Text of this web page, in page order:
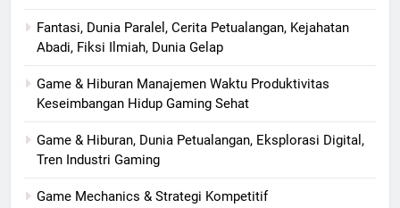
Fantasi, Dunia Paralel, Cerita Petualangan, Kejahatan
Abadi, Fiksi Ilmiah, Dunia Gelap
Game & Hiburan Manajemen Waktu Produktivitas
Keseimbangan Hidup Gaming Sehat
Game & Hiburan, Dunia Petualangan, Eksplorasi Digital,
Tren Industri Gaming
Game Mechanics & Strategi Kompetitif